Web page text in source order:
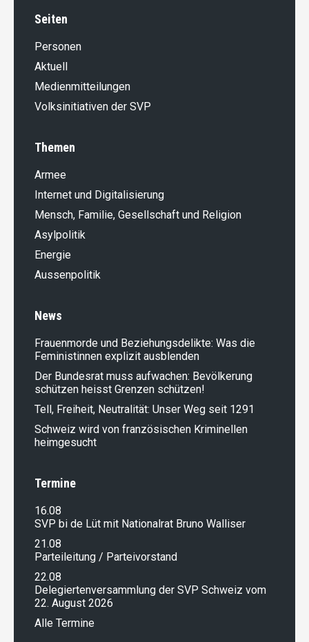
Seiten
Personen
Aktuell
Medienmitteilungen
Volksinitiativen der SVP
Themen
Armee
Internet und Digitalisierung
Mensch, Familie, Gesellschaft und Religion
Asylpolitik
Energie
Aussenpolitik
News
Frauenmorde und Beziehungsdelikte: Was die
Feministinnen explizit ausblenden
Der Bundesrat muss aufwachen: Bevölkerung
schützen heisst Grenzen schützen!
Tell, Freiheit, Neutralität: Unser Weg seit 1291
Schweiz wird von französischen Kriminellen
heimgesucht
Termine
16.08
SVP bi de Lüt mit Nationalrat Bruno Walliser
21.08
Parteileitung / Parteivorstand
22.08
Delegiertenversammlung der SVP Schweiz vom
22. August 2026
Alle Termine